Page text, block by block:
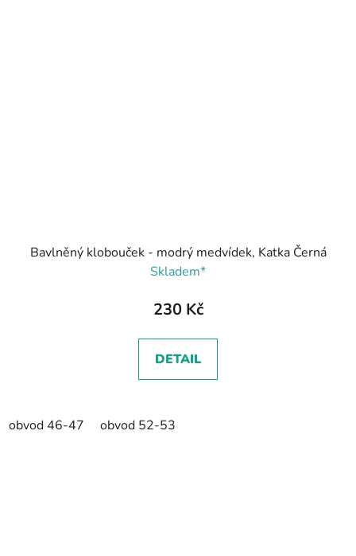
Bavlněný klobouček - modrý medvídek, Katka Černá
Skladem*
230 Kč
DETAIL
obvod 46-47 obvod 52-53